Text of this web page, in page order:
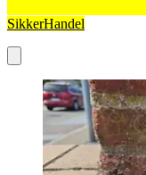
SikkerHandel